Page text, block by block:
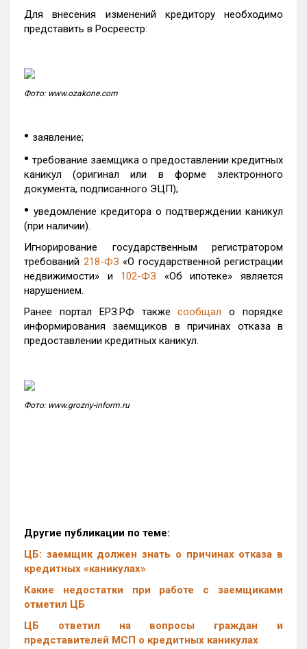
Для внесения изменений кредитору необходимо
представить в Росреестр:
Фото: www.ozakone.com
• заявление;
• требование заемщика о предоставлении кредитных
каникул (оригинал или в форме электронного
документа, подписанного ЭЦП);
• уведомление кредитора о подтверждении каникул
(при наличии).
Игнорирование государственным регистратором
требований 218-ФЗ «О государственной регистрации
недвижимости» и 102-ФЗ «Об ипотеке» является
нарушением.
Ранее портал ЕРЗ.РФ такжесообщал о порядке
информирования заемщиков в причинах отказа в
предоставлении кредитных каникул.
Фото: www.grozny-inform.ru
Другие публикации по теме:
ЦБ: заемщик должен знать о причинах отказа в
кредитных «каникулах»
Какие недостатки при работе с заемщиками
отметил ЦБ
ЦБ ответил на вопросы граждан и
представителей МСП о кредитных каникулах